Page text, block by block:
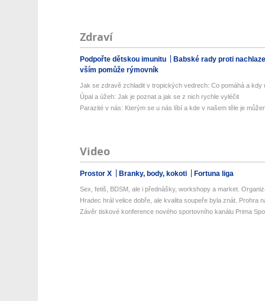
Zdraví
Podpořte dětskou imunitu
Babské rady proti
vším pomůže rýmovník
Jak se zdravě zchladit v tropických vedrech: Co pomáhá a kdy
Úpal a úžeh: Jak je poznat a jak se z nich rychle vyléčit
Parazité v nás: Kterým se u nás líbí a kde v našem těle je
Video
Prostor X Branky, body, kokoti Fortuna liga
Sex, fetiš, BDSM, ale i přednášky, workshopy a market.
Hradec hrál velice dobře, ale kvalita soupeře byla znát. Prohra
Závěr tiskové konference nového sportovního kanálu Prima